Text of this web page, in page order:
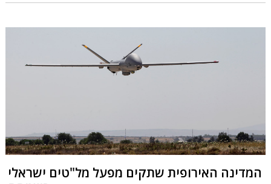
המדינה האירופית שתקים מפעל מל"טים ישראלי